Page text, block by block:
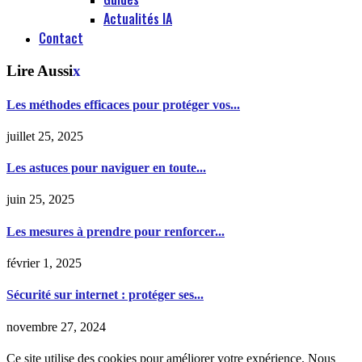
Actualités IA
Contact
Lire Aussix
Les méthodes efficaces pour protéger vos...
juillet 25, 2025
Les astuces pour naviguer en toute...
juin 25, 2025
Les mesures à prendre pour renforcer...
février 1, 2025
Sécurité sur internet : protéger ses...
novembre 27, 2024
Ce site utilise des cookies pour améliorer votre expérience. Nous